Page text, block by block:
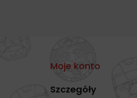
Moje konto
Szczegóły